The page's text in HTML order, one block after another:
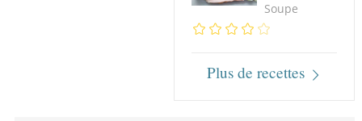
Soupe
Plus de recettes